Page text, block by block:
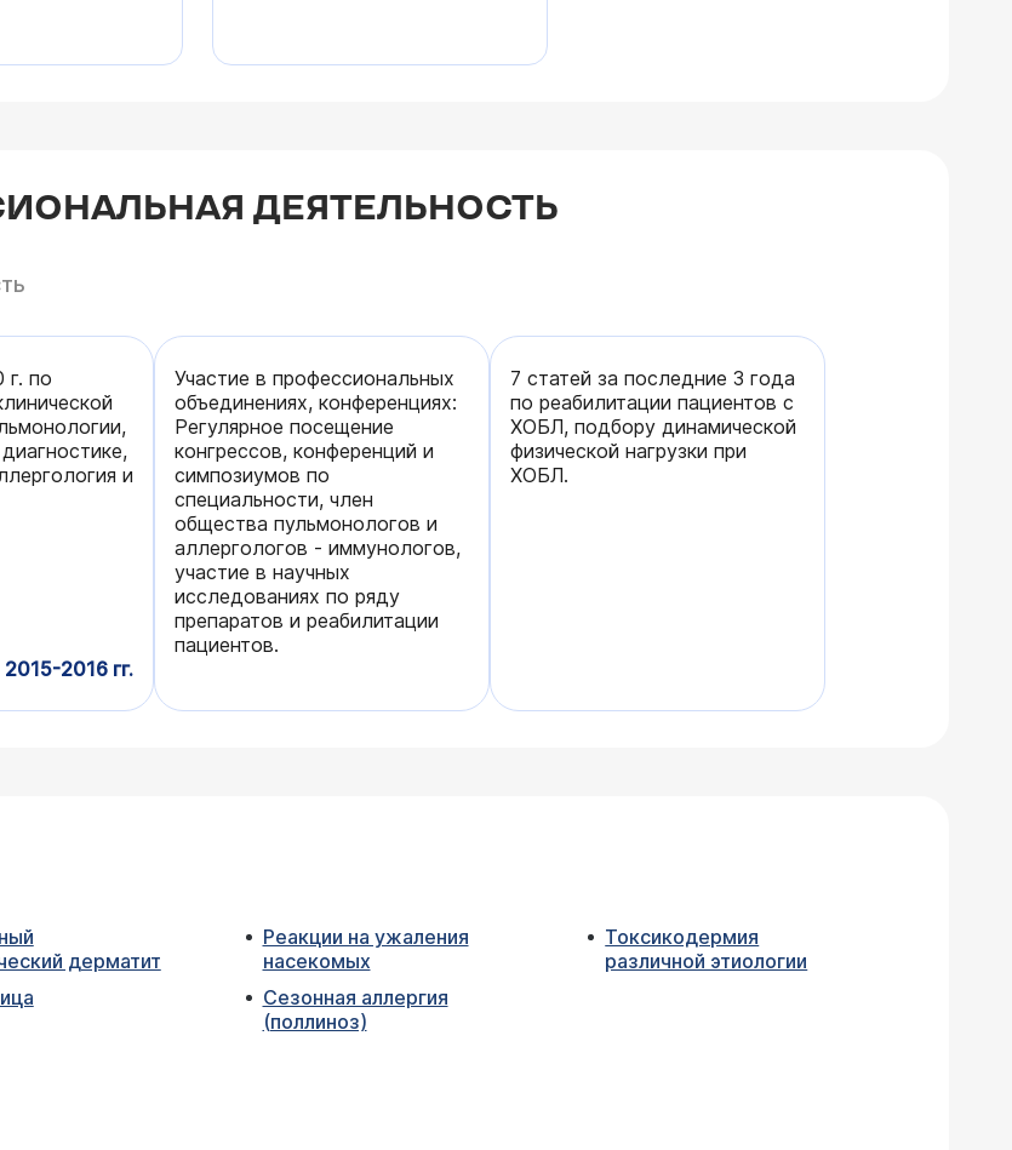
ДЕЯТЕЛЬНОСТЬ
г. по
и
2015-2016 гг.
Участие в профессиональных
объединениях, конференциях:
Регулярное посещение
конгрессов, конференций и
симпозиумов по
специальности, член
общества пульмонологов и
аллергологов - иммунологов,
участие в научных
исследованиях по ряду
препаратов и реабилитации
пациентов.
7 статей за последние 3 года
по реабилитации пациентов с
ХОБЛ, подбору динамической
физической нагрузки при
ХОБЛ.
дерматит
Реакции на ужаления
насекомых
Сезонная аллергия
(поллиноз)
Токсикодермия
различной этиологии